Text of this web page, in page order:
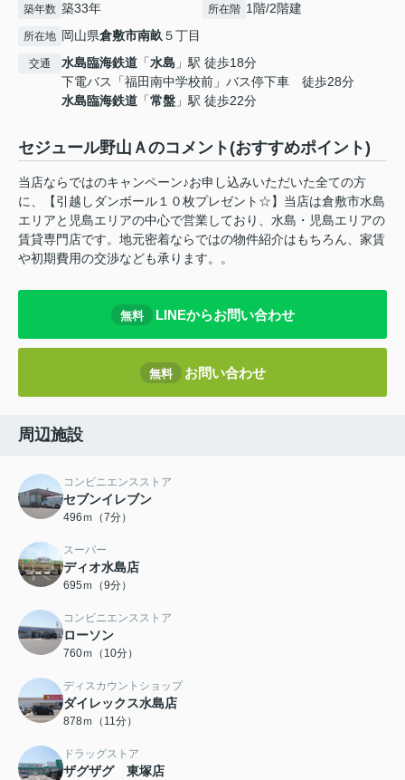
築年数 築33年 所在階 1階/2階建
所在地 岡山県倉敷市南畝５丁目
交通 水島臨海鉄道 「水島 」駅 徒歩18分
下電バス「福田南中学校前」バス停下車 徒歩28分
水島臨海鉄道 「常盤 」駅 徒歩22分
セジュール野山Ａのコメント(おすすめポイント)
当店ならではのキャンペーン♪お申し込みいただいた全ての方
に、【引越しダンボール１０枚プレゼント☆】当店は倉敷市水島
エリアと児島エリアの中心で営業しており、水島・児島エリアの
賃貸専門店です。地元密着ならではの物件紹介はもちろん、家賃
や初期費用の交渉なども承ります。。
無料 LINEからお問い合わせ
無料 お問い合わせ
周辺施設
コンビニエンスストア
セブンイレブン
496ｍ（7分）
スーパー
ディオ水島店
695ｍ（9分）
コンビニエンスストア
ローソン
760ｍ（10分）
ディスカウントショップ
ダイレックス水島店
878ｍ（11分）
ドラッグストア
ザグザグ 東塚店